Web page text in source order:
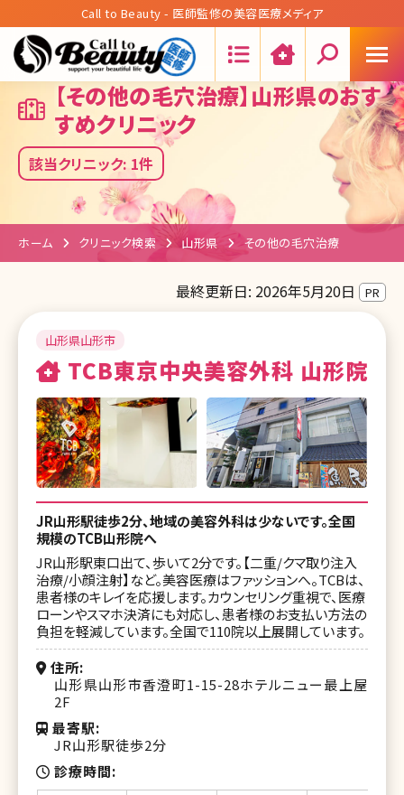
Call to Beauty - 医師監修の美容医療メディア
【その他の毛穴治療】山形県のおす
すめクリニック
該当クリニック: 1件
ホーム クリニック検索 山形県 その他の毛穴治療
最終更新日: 2026年5月20日 PR
山形県山形市
TCB東京中央美容外科 山形院
JR山形駅徒歩2分、地域の美容外科は少ないです。全国
規模のTCB山形院へ
JR山形駅東口出て、歩いて2分です。【二重/クマ取り注入
治療/小顔注射】など。美容医療はファッションへ。TCBは、
患者様のキレイを応援します。カウンセリング重視で、医療
ローンやスマホ決済にも対応し、患者様のお支払い方法の
負担を軽減しています。全国で110院以上展開しています。
住所
山形県山形市香澄町1-15-28ホテルニュー最上屋
2F
最寄駅
JR山形駅徒歩2分
診療時間